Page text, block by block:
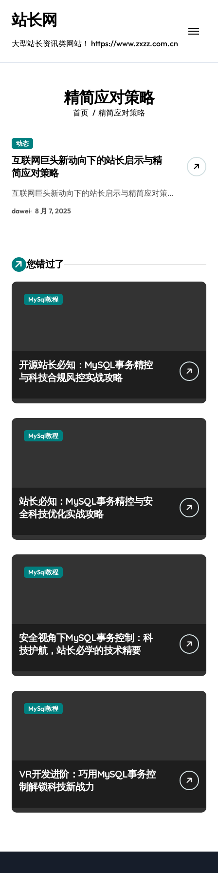
站长网
大型站长资讯类网站！ https://www.zxzz.com.cn
精简应对策略
首页 精简应对策略
动态
互联网巨头新动向下的站长启示与精
简应对策略
互联网巨头新动向下的站长启示与精简应对策…
dawei 8 月 7, 2025
您错过了
MySql教程
开源站长必知：MySQL事务精控
与科技合规风控实战攻略
MySql教程
站长必知：MySQL事务精控与安
全科技优化实战攻略
MySql教程
安全视角下MySQL事务控制：科
技护航，站长必学的技术精要
MySql教程
VR开发进阶：巧用MySQL事务控
制解锁科技新战力